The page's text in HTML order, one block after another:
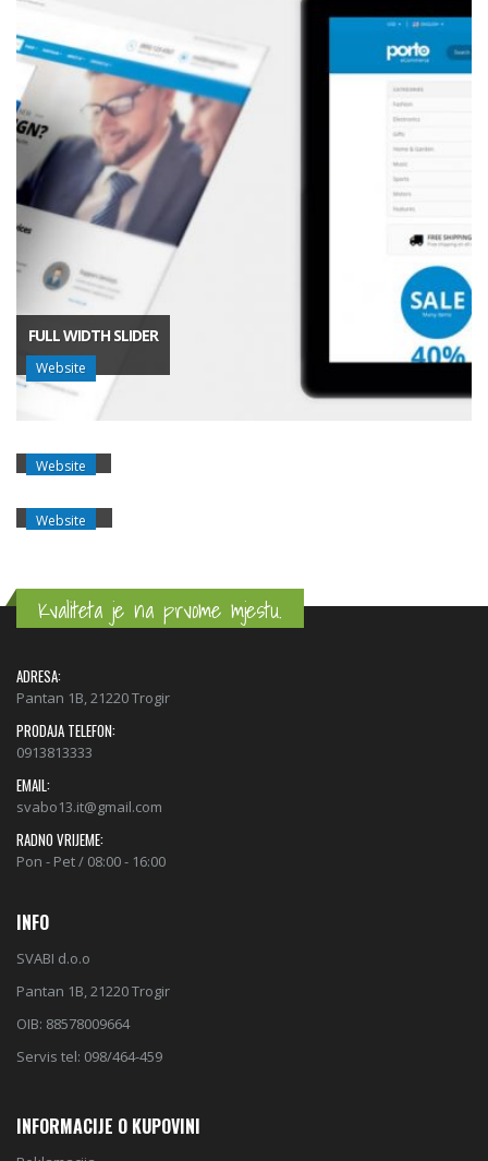
FULL WIDTH SLIDER
Website
Website
Website
Kvaliteta je na prvome mjestu.
ADRESA:
Pantan 1B, 21220 Trogir
PRODAJA TELEFON:
0913813333
EMAIL:
svabo13.it@gmail.com
RADNO VRIJEME:
Pon - Pet / 08:00 - 16:00
INFO
SVABI d.o.o
Pantan 1B, 21220 Trogir
OIB: 88578009664
Servis tel: 098/464-459
INFORMACIJE O KUPOVINI